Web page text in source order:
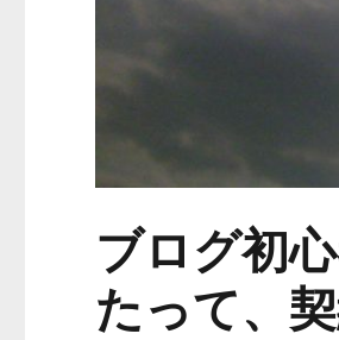
ブログ初
たって、